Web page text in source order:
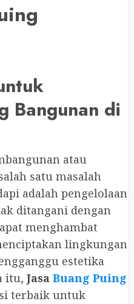
Bangunan di
atau
satu masalah
adalah pengelolaan
ditangani dengan
menghambat
lingkungan
estetika
itu, Jasa Buang Puing
terbaik untuk